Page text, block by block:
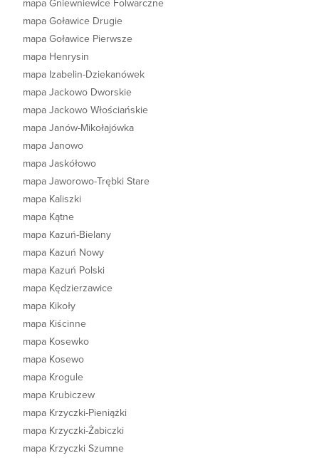
mapa Gniewniewice Folwarczne
mapa Goławice Drugie
mapa Goławice Pierwsze
mapa Henrysin
mapa Izabelin-Dziekanówek
mapa Jackowo Dworskie
mapa Jackowo Włościańskie
mapa Janów-Mikołajówka
mapa Janowo
mapa Jaskółowo
mapa Jaworowo-Trębki Stare
mapa Kaliszki
mapa Kątne
mapa Kazuń-Bielany
mapa Kazuń Nowy
mapa Kazuń Polski
mapa Kędzierzawice
mapa Kikoły
mapa Kiścinne
mapa Kosewko
mapa Kosewo
mapa Krogule
mapa Krubiczew
mapa Krzyczki-Pieniążki
mapa Krzyczki-Żabiczki
mapa Krzyczki Szumne